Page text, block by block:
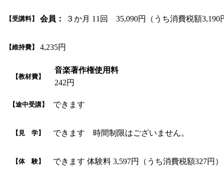
【受講料】 会員： ３か月 11回 35,090円（うち消費税額3,190
【維持費】 4,235円
【教材費】
音楽著作権使用料
242円
【途中受講】 できます
【見 学】 できます 時間制限はございません。
【体 験】 できます 体験料 3,597円（うち消費税額327円）